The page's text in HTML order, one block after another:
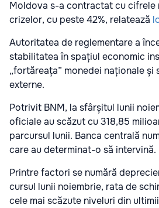
Moldova s-a contractat cu cifrele
crizelor, cu peste 42%, relatează
Autoritatea de reglementare a
stabilitatea în spațiul economic
„fortăreața” monedei naționale și
externe.
Potrivit BNM, la sfârșitul lunii
oficiale au scăzut cu 318,85
parcursul lunii. Banca centrală
care au determinat-o să intervină.
Printre factori se numără
cursul lunii noiembrie, rata de
cele mai scăzute niveluri din